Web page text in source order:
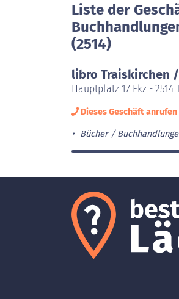
Liste der
(2514)
libro Traiskirchen
Hauptplatz 17 Ekz -
Dieses Geschäft anrufen
Bücher /